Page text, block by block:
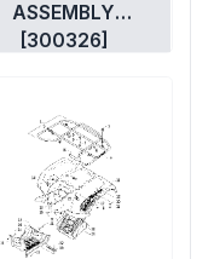
ASSEMBLY
[300326]